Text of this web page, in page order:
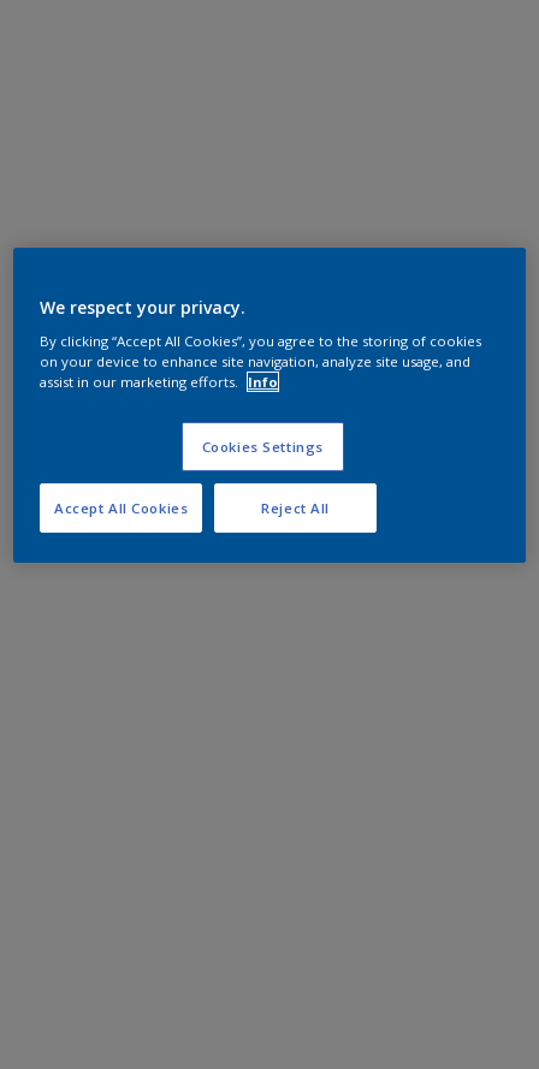
We respect your privacy.
By clicking “Accept All Cookies”, you agree to the storing of cookies
on your device to enhance site navigation, analyze site usage, and
assist in our marketing efforts.
Info
Cookies Settings
Reject All
Accept All Cookies